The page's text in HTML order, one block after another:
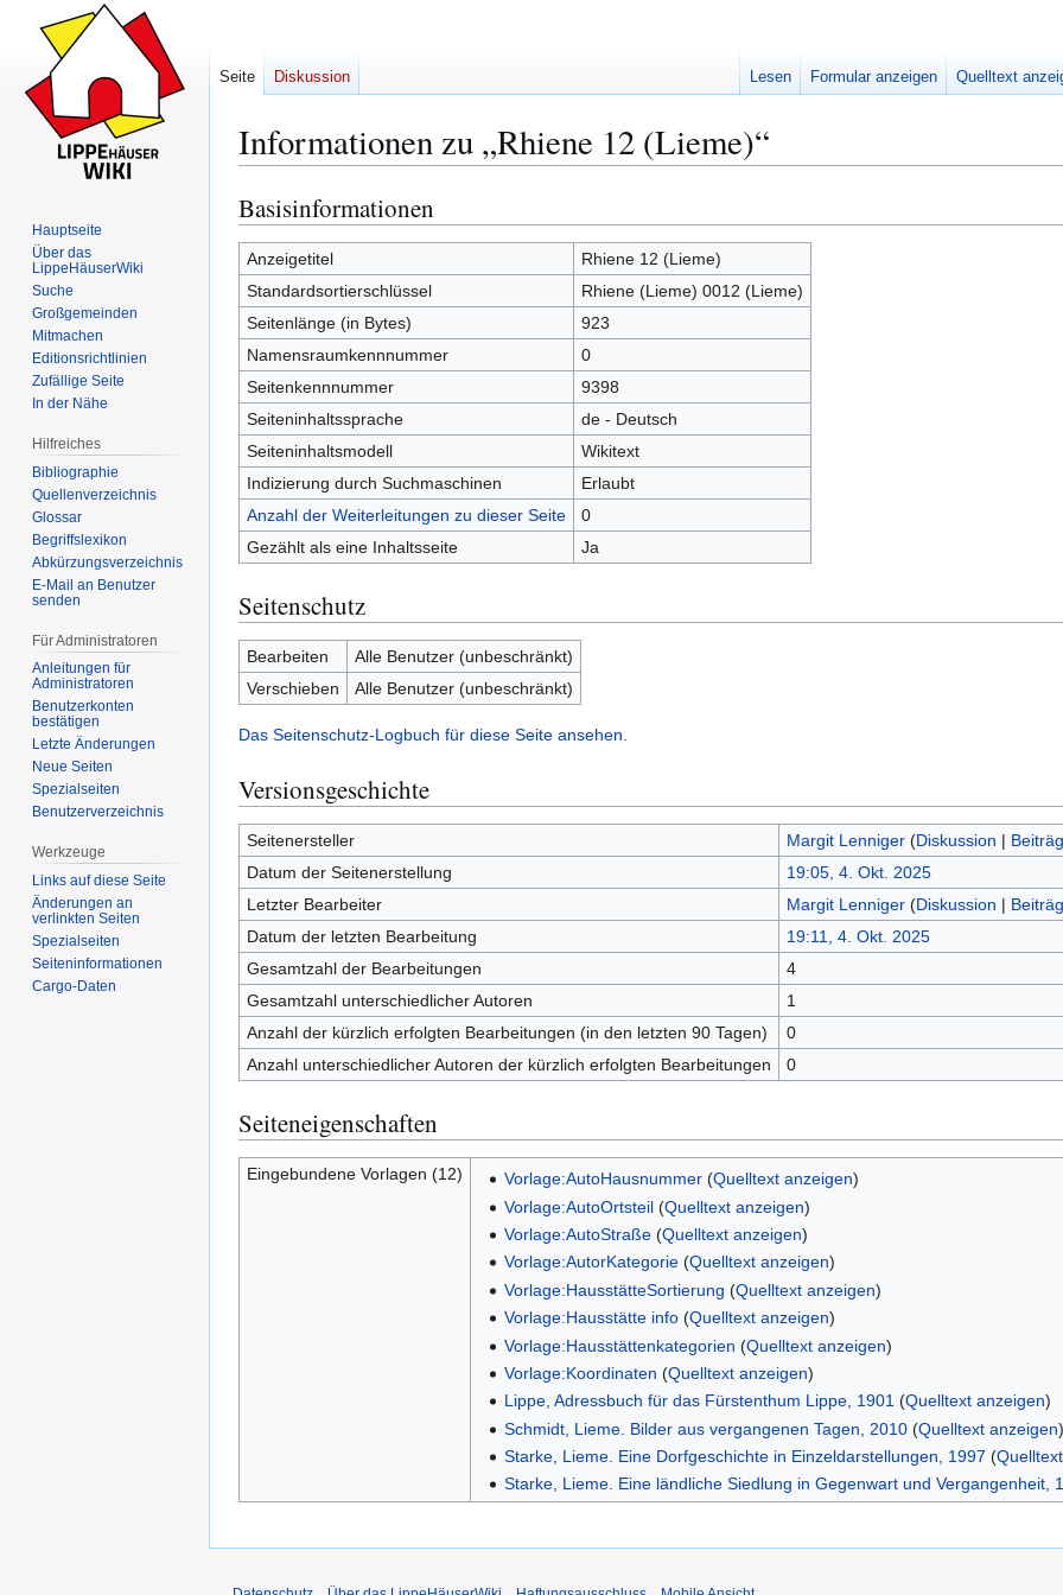
Informationen zu „Rhiene 12 (Lieme)“
Zur
Navigation
springen
Zur
Suche
springen
Basisinformationen
Anzeigetitel
Rhiene 12 (Lieme)
Standardsortierschlüssel
Rhiene (Lieme) 0012 (Lieme)
Seitenlänge (in Bytes)
923
Namensraumkennnummer
0
Seitenkennnummer
9398
Seiteninhaltssprache
de - Deutsch
Seiteninhaltsmodell
Wikitext
Indizierung durch Suchmaschinen
Erlaubt
Anzahl der Weiterleitungen zu dieser Seite
0
Gezählt als eine Inhaltsseite
Ja
Seitenschutz
Bearbeiten
Alle Benutzer (unbeschränkt)
Verschieben
Alle Benutzer (unbeschränkt)
Das Seitenschutz-Logbuch für diese Seite ansehen.
Versionsgeschichte
Seitenersteller Margit Lenniger (Diskussion |
Datum der Seitenerstellung
19:05, 4. Okt. 2025
Letzter Bearbeiter
Margit Lenniger (Diskussion |
Datum der letzten Bearbeitung
19:11, 4. Okt. 2025
Gesamtzahl der Bearbeitungen
4
Gesamtzahl unterschiedlicher Autoren
1
Anzahl der kürzlich erfolgten Bearbeitungen (in den letzten 90 Tagen)
0
Anzahl unterschiedlicher Autoren der kürzlich erfolgten Bearbeitungen
0
Seiteneigenschaften
Eingebundene Vorlagen (12) Vorlage:AutoHausnummer(Quelltext anzeigen)
Vorlage:AutoOrtsteil(Quelltext anzeigen)
Vorlage:AutoStraße(Quelltext anzeigen)
Vorlage:AutorKategorie(Quelltext anzeigen)
Vorlage:HausstätteSortierung (Quelltext anzeigen)
Vorlage:Hausstätte info(Quelltext anzeigen)
Vorlage:Hausstättenkategorien (Quelltext anzeigen)
Vorlage:Koordinaten (Quelltext anzeigen)
Lippe, Adressbuch für das Fürstenthum Lippe, 1901(Quelltext anzeigen)
Schmidt, Lieme. Bilder aus vergangenen Tagen, 2010(Quelltext anzeigen)
Starke, Lieme. Eine Dorfgeschichte in Einzeldarstellungen, 1997 (
Starke, Lieme. Eine ländliche Siedlung in Gegenwart und Vergangenheit,
Seite Diskussion Lesen Formular anzeigen Quelltext
Hauptseite
Über das
LippeHäuserWiki
Suche
Großgemeinden
Mitmachen
Editionsrichtlinien
Zufällige Seite
In der Nähe
Hilfreiches
Bibliographie
Quellenverzeichnis
Glossar
Begriffslexikon
Abkürzungsverzeichnis
E-Mail an Benutzer
senden
Für Administratoren
Anleitungen für
Administratoren
Benutzerkonten
bestätigen
Letzte Änderungen
Neue Seiten
Spezialseiten
Benutzerverzeichnis
Werkzeuge
Links auf diese Seite
Änderungen an
verlinkten Seiten
Spezialseiten
Seiten­­informationen
Cargo-Daten